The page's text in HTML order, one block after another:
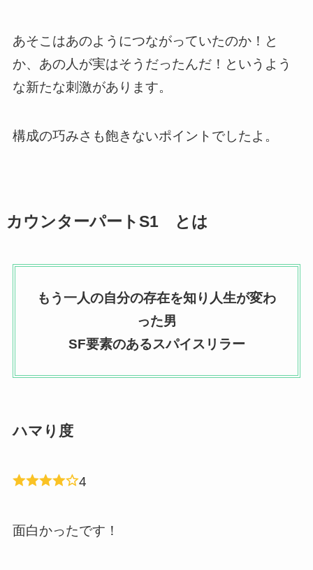
あそこはあのようにつながっていたのか！と
か、あの人が実はそうだったんだ！というよう
な新たな刺激があります。
構成の巧みさも飽きないポイントでしたよ。
カウンターパートS1 とは
もう一人の自分の存在を知り人生が変わ
った男
SF要素のあるスパイスリラー
ハマり度
4
面白かったです！